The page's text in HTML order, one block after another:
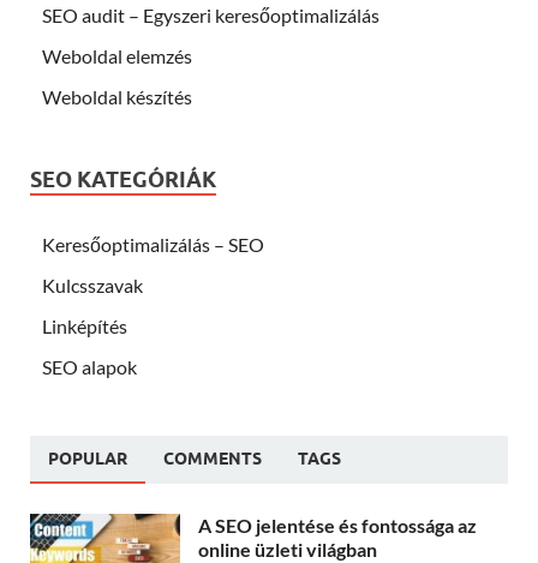
SEO audit – Egyszeri keresőoptimalizálás
Weboldal elemzés
Weboldal készítés
SEO KATEGÓRIÁK
Keresőoptimalizálás – SEO
Kulcsszavak
Linképítés
SEO alapok
POPULAR COMMENTS TAGS
A SEO jelentése és fontossága az
online üzleti világban